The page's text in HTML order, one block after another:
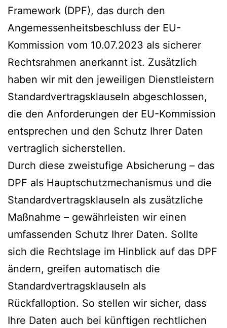
Framework (DPF), das durch den
Angemessenheitsbeschluss der EU-
Kommission vom 10.07.2023 als sicherer
Rechtsrahmen anerkannt ist. Zusätzlich
haben wir mit den jeweiligen Dienstleistern
Standardvertragsklauseln abgeschlossen,
die den Anforderungen der EU-Kommission
entsprechen und den Schutz Ihrer Daten
vertraglich sicherstellen.
Durch diese zweistufige Absicherung – das
DPF als Hauptschutzmechanismus und die
Standardvertragsklauseln als zusätzliche
Maßnahme – gewährleisten wir einen
umfassenden Schutz Ihrer Daten. Sollte
sich die Rechtslage im Hinblick auf das DPF
ändern, greifen automatisch die
Standardvertragsklauseln als
Rückfalloption. So stellen wir sicher, dass
Ihre Daten auch bei künftigen rechtlichen